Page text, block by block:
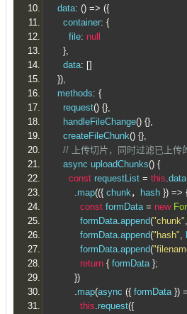
data: () => ({
container: {
file: null
},
data: []
}),
methods: {
request() {},
handleFileChange() {},
createFileChunk() {},
// 上传切片，同时过滤已上传
async uploadChunks() {
const requestList = this.data
.map(({ chunk， hash }) =>
const formData = new
formData.append("chunk",
formData.append("hash",
formData.append(
return { formData };
})
.map(async ({ formData })
this.request({